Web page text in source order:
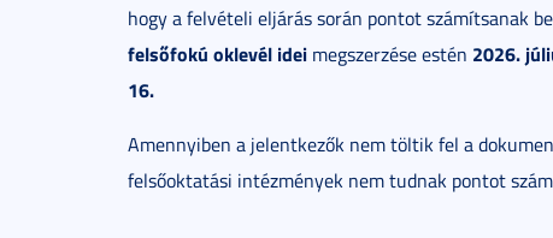
hogy a felvételi eljárás során pontot számítsanak
felsőfokú oklevél idei megszerzése estén 2026.
16.
Amennyiben a jelentkezők nem töltik fel a
felsőoktatási intézmények nem tudnak pontot